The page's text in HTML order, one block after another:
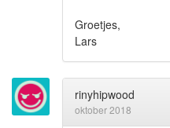
Groetjes,
Lars
rinyhipwood
oktober 2018